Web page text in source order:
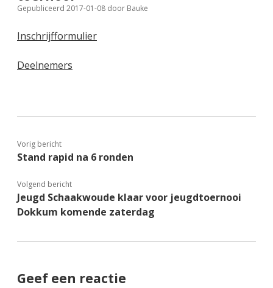
FSB: Schaakwoude II
Koppelingen
Gepubliceerd 2017-01-08 door Bauke
Inschrijfformulier
Deelnemers
Vorig bericht
Stand rapid na 6 ronden
Volgend bericht
Jeugd Schaakwoude klaar voor jeugdtoernooi
Dokkum komende zaterdag
Geef een reactie